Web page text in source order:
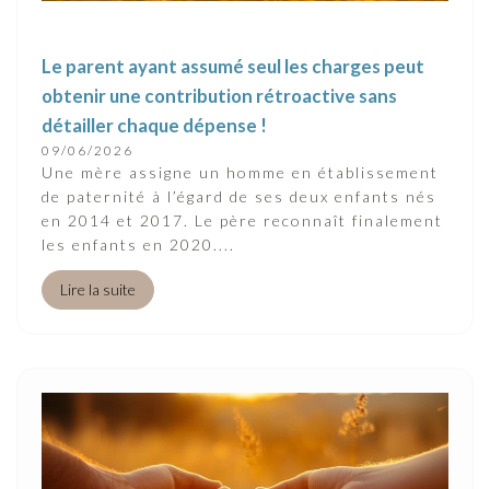
Le parent ayant assumé seul les charges peut
obtenir une contribution rétroactive sans
détailler chaque dépense !
09/06/2026
Une mère assigne un homme en établissement
de paternité à l’égard de ses deux enfants nés
en 2014 et 2017. Le père reconnaît finalement
les enfants en 2020....
Lire la suite